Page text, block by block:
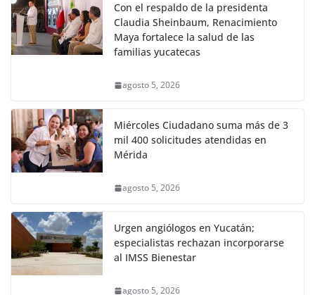
Con el respaldo de la presidenta
Claudia Sheinbaum, Renacimiento
Maya fortalece la salud de las
familias yucatecas
agosto 5, 2026
Miércoles Ciudadano suma más de 3
mil 400 solicitudes atendidas en
Mérida
agosto 5, 2026
Urgen angiólogos en Yucatán;
especialistas rechazan incorporarse
al IMSS Bienestar
agosto 5, 2026